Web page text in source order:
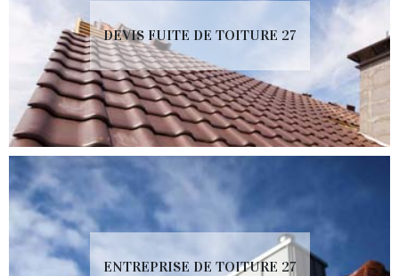
DEVIS FUITE DE TOITURE 27
ENTREPRISE DE TOITURE 27